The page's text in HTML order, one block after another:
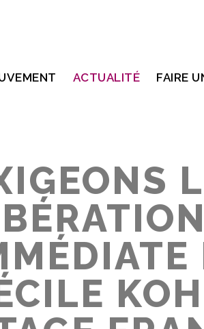
ACTUALITÉ FAIRE